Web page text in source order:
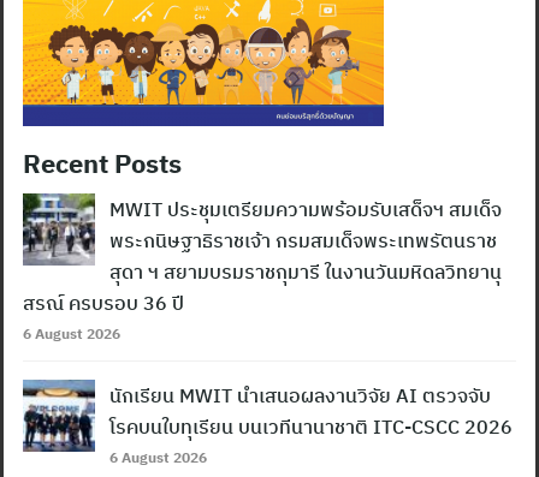
Recent Posts
MWIT ประชุมเตรียมความพร้อมรับเสด็จฯ สมเด็จ
พระกนิษฐาธิราชเจ้า กรมสมเด็จพระเทพรัตนราช
สุดา ฯ สยามบรมราชกุมารี ในงานวันมหิดลวิทยานุ
สรณ์ ครบรอบ 36 ปี
6 August 2026
นักเรียน MWIT นำเสนอผลงานวิจัย AI ตรวจจับ
โรคบนใบทุเรียน บนเวทีนานาชาติ ITC-CSCC 2026
6 August 2026